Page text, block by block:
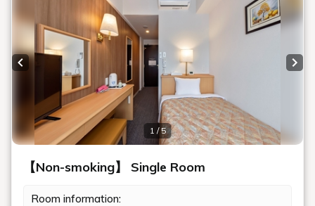
1 / 5
Previous slide
【Non-smoking】 Single Room
Room information: